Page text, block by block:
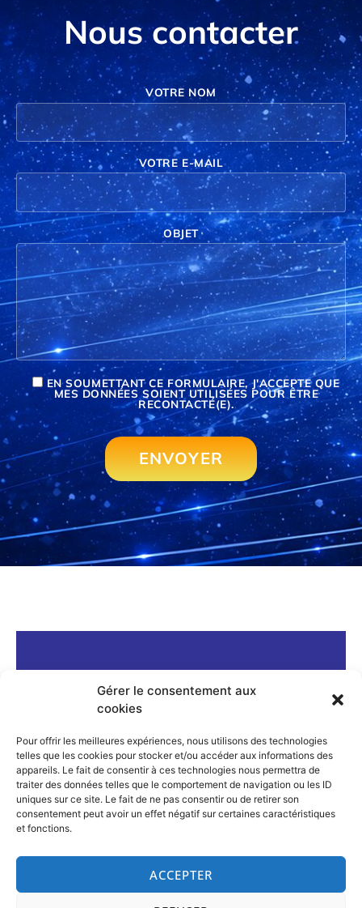
Gérer le consentement aux
cookies
Pour offrir les meilleures expériences, nous utilisons des technologies
telles que les cookies pour stocker et/ou accéder aux informations des
appareils. Le fait de consentir à ces technologies nous permettra de
traiter des données telles que le comportement de navigation ou les ID
uniques sur ce site. Le fait de ne pas consentir ou de retirer son
consentement peut avoir un effet négatif sur certaines caractéristiques
et fonctions.
ACCEPTER
Nous contacter
VOTRE NOM
VOTRE E-MAIL
OBJET
EN SOUMETTANT CE FORMULAIRE, J'ACCEPTE QUE
MES DONNÉES SOIENT UTILISÉES POUR ÊTRE
RECONTACTÉ(E).
Siège social : 3 rue de la Mairie
37110 MORAND